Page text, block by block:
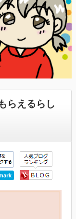
らえるらし